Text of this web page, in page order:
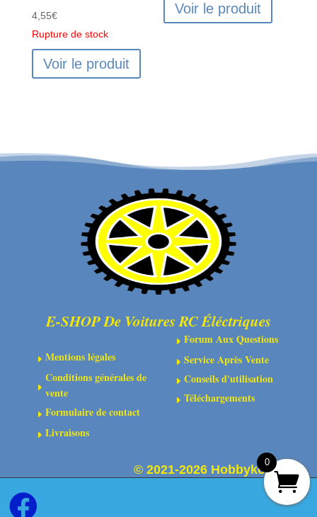
4,55€
Rupture de stock
Voir le produit
Voir le produit
E-SHOP De Voitures RC Éléctriques
EMentions légales
E
Conditions générales de
vente
EFormulaire de contact
ELivraisons
E Forum Aux Questions
E Service Après Vente
E Conseils d'utilisation
E Téléchargements
© 2021-2026 Hobbykoo

0